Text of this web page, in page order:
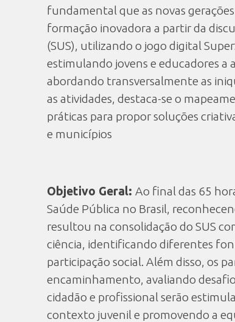
fundamental que as novas
formação inovadora a partir da
(SUS), utilizando o jogo digital
estimulando jovens e educadores a
abordando transversalmente as
as atividades, destaca-se o
práticas para propor soluções
e municípios
Objetivo Geral: Ao final das 65
Saúde Pública no Brasil,
resultou na consolidação do SUS
ciência, identificando diferentes
participação social. Além disso, os
encaminhamento, avaliando
cidadão e profissional serão
contexto juvenil e promovendo a